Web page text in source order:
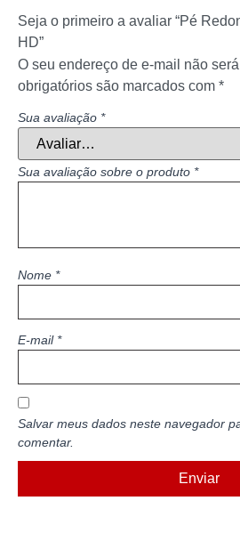
Seja o primeiro a avaliar “Pé
HD”
O seu endereço de e-mail não
obrigatórios são marcados com *
Sua avaliação *
Sua avaliação sobre o produto *
Nome *
E-mail *
Salvar meus dados neste navegador
comentar.